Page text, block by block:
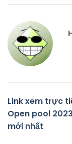
Link xem trực
Open pool
mới nhất